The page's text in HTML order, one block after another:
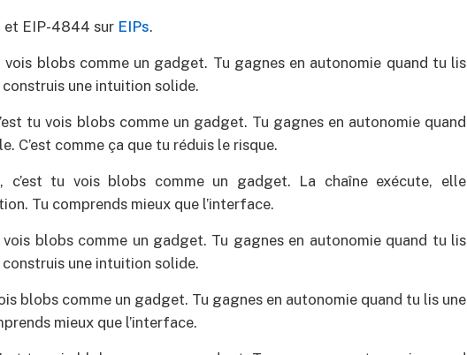
et EIP-4844 sur EIPs.
blobs comme un gadget. Tu gagnes en autonomie quand tu lis
une intuition solide.
tu vois blobs comme un gadget. Tu gagnes en autonomie quand
C’est comme ça que tu réduis le risque.
c’est tu vois blobs comme un gadget. La chaîne exécute, elle
Tu comprends mieux que l’interface.
blobs comme un gadget. Tu gagnes en autonomie quand tu lis
une intuition solide.
blobs comme un gadget. Tu gagnes en autonomie quand tu lis une
mieux que l’interface.